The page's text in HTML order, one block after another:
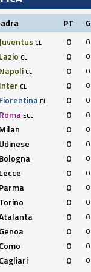
PT G
Juventus CL 0 0
Lazio CL 0 0
Napoli CL 0 0
Inter CL 0 0
Fiorentina EL 0 0
Roma ECL 0 0
Milan 0 0
Udinese 0 0
Bologna 0 0
Lecce 0 0
Parma 0 0
Torino 0 0
0 0
Genoa 0 0
Como 0 0
Cagliari 0 0